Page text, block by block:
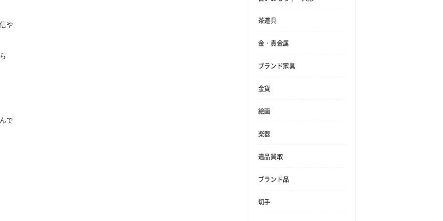
や
で
茶道具
金・貴金属
ブランド家具
金貨
絵画
楽器
遺品買取
ブランド品
切手